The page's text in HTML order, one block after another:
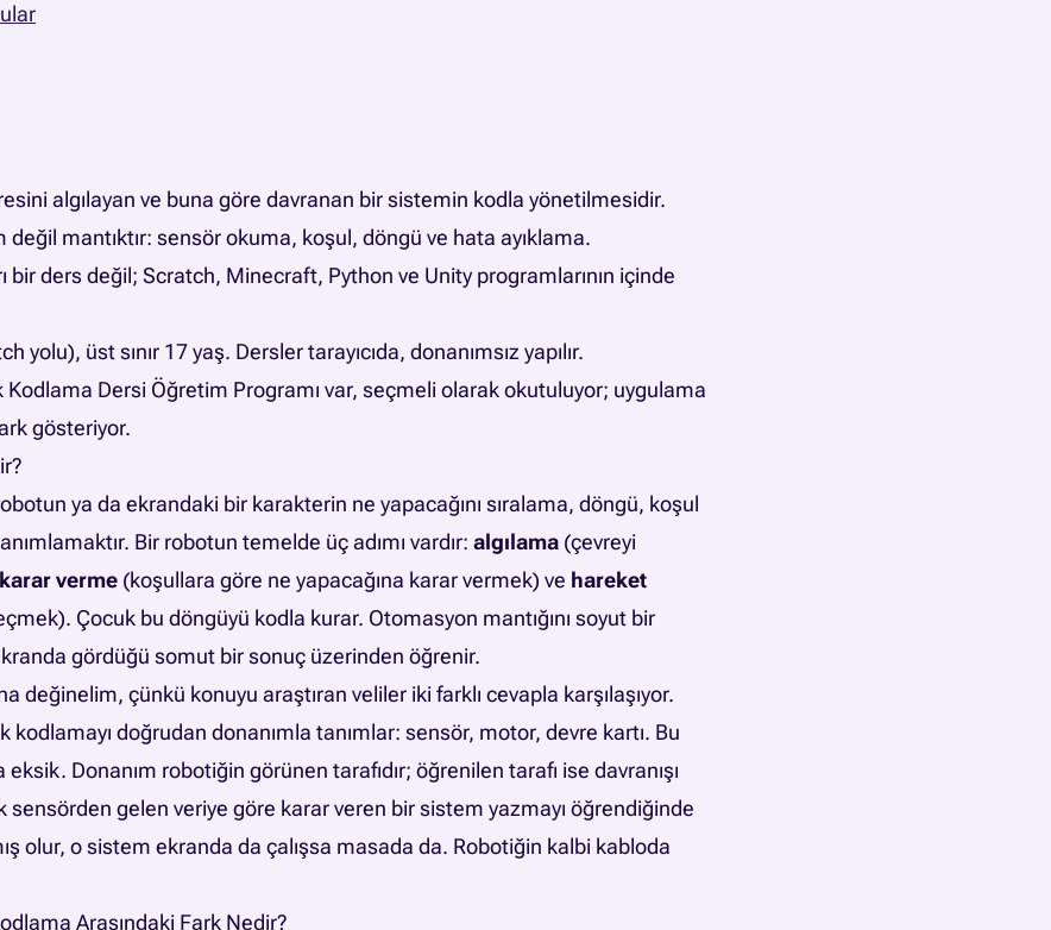
algılayan ve buna göre davranan bir sistemin kodla yönetilmesidir.
değil mantıktır: sensör okuma, koşul, döngü ve hata ayıklama.
bir ders değil; Scratch, Minecraft, Python ve Unity programlarının içinde
yolu), üst sınır 17 yaş. Dersler tarayıcıda, donanımsız yapılır.
Kodlama Dersi Öğretim Programı var, seçmeli olarak okutuluyor; uygulama
gösteriyor.
ya da ekrandaki bir karakterin ne yapacağını sıralama, döngü, koşul
Bir robotun temelde üç adımı vardır: algılama (çevreyi
karar verme (koşullara göre ne yapacağına karar vermek) ve hareket
Çocuk bu döngüyü kodla kurar. Otomasyon mantığını soyut bir
gördüğü somut bir sonuç üzerinden öğrenir.
değinelim, çünkü konuyu araştıran veliler iki farklı cevapla karşılaşıyor.
kodlamayı doğrudan donanımla tanımlar: sensör, motor, devre kartı. Bu
eksik. Donanım robotiğin görünen tarafıdır; öğrenilen tarafı ise davranışı
sensörden gelen veriye göre karar veren bir sistem yazmayı öğrendiğinde
olur, o sistem ekranda da çalışsa masada da. Robotiğin kalbi kabloda
Arasındaki Fark Nedir?